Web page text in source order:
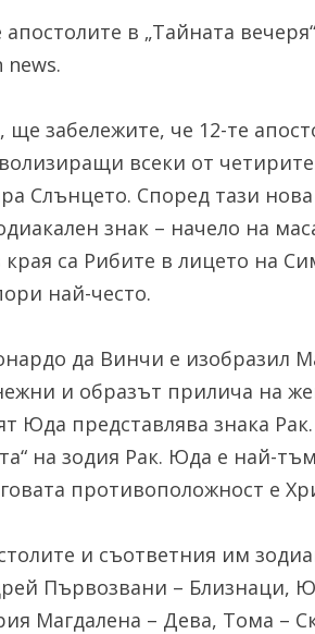
в „Тайната
news.
забележите, че 12-те
всеки от
Слънцето. Според тази
знак – начело на
са Рибите в лицето на
най-често.
да Винчи е изобразил
и образът прилича на
Юда представлява знака
на зодия Рак. Юда е най-
противоположност е
и съответния им
Първозвани – Близнаци,
Магдалена – Дева, Тома –